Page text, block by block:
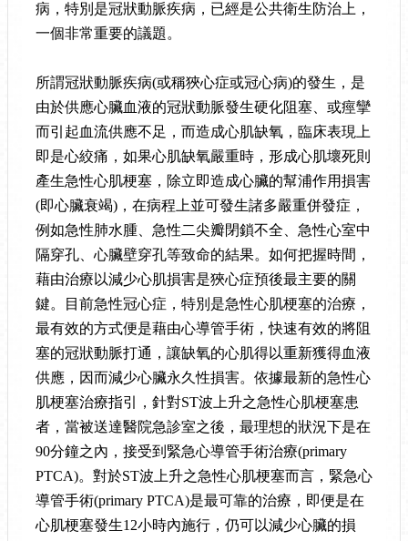
病，特別是冠狀動脈疾病，已經是公共衛生防治上，
一個非常重要的議題。
所謂冠狀動脈疾病(或稱狹心症或冠心病)的發生，是
由於供應心臟血液的冠狀動脈發生硬化阻塞、或痙攣
而引起血流供應不足，而造成心肌缺氧，臨床表現上
即是心絞痛，如果心肌缺氧嚴重時，形成心肌壞死則
產生急性心肌梗塞，除立即造成心臟的幫浦作用損害
(即心臟衰竭) ，在病程上並可發生諸多嚴重併發症，
例如急性肺水腫、急性二尖瓣閉鎖不全、急性心室中
隔穿孔、心臟壁穿孔等致命的結果。如何把握時間，
藉由治療以減少心肌損害是狹心症預後最主要的關
鍵。目前急性冠心症，特別是急性心肌梗塞的治療，
最有效的方式便是藉由心導管手術，快速有效的將阻
塞的冠狀動脈打通，讓缺氧的心肌得以重新獲得血液
供應，因而減少心臟永久性損害。依據最新的急性心
肌梗塞治療指引，針對ST波上升之急性心肌梗塞患
者，當被送達醫院急診室之後，最理想的狀況下是在
90分鐘之內，接受到緊急心導管手術治療(primary
PTCA)。對於ST波上升之急性心肌梗塞而言，緊急心
導管手術(primary PTCA)是最可靠的治療，即便是在
心肌梗塞發生12小時內施行，仍可以減少心臟的損